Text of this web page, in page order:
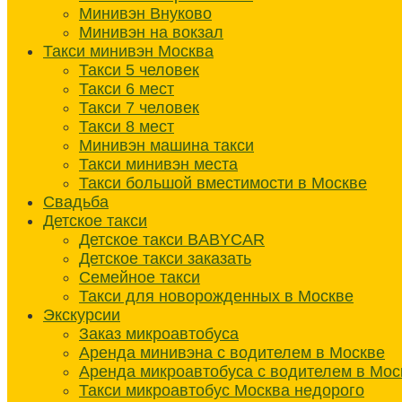
Минивэн Внуково
Минивэн на вокзал
Такси минивэн Москва
Такси 5 человек
Такси 6 мест
Такси 7 человек
Такси 8 мест
Минивэн машина такси
Такси минивэн места
Такси большой вместимости в Москве
Свадьба
Детское такси
Детское такси BABYCAR
Детское такси заказать
Семейное такси
Такси для новорожденных в Москве
Экскурсии
Заказ микроавтобуса
Аренда минивэна с водителем в Москве
Аренда микроавтобуса с водителем в
Такси микроавтобус Москва недорого